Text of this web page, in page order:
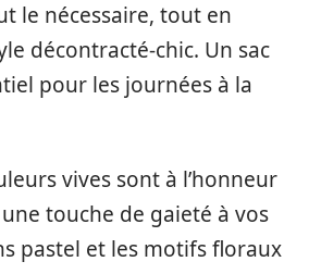
le nécessaire, tout en
décontracté-chic. Un sac
pour les journées à la
vives sont à l’honneur
touche de gaieté à vos
pastel et les motifs floraux